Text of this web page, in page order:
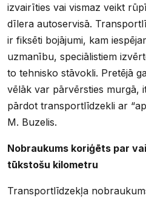
izvairīties vai vismaz veikt
dīlera autoservisā.
ir fiksēti bojājumi, kam
uzmanību, speciālistiem
to tehnisko stāvokli. Pretējā
vēlāk var pārvērsties murgā,
pārdot transportlīdzekli ar
M. Buzelis.
Nobraukums koriģēts par
tūkstošu kilometru
Transportlīdzekļa